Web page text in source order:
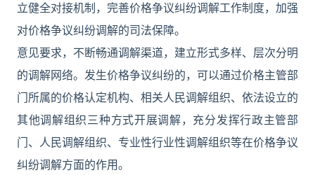
立健全对接机制，完善价格争议纠纷调解工作制度，加强
对价格争议纠纷调解的司法保障。
意见要求，不断畅通调解渠道，建立形式多样、层次分明
的调解网络。发生价格争议纠纷的，可以通过价格主管部
门所属的价格认定机构、相关人民调解组织、依法设立的
其他调解组织三种方式开展调解，充分发挥行政主管部
门、人民调解组织、专业性行业性调解组织等在价格争议
纠纷调解方面的作用。